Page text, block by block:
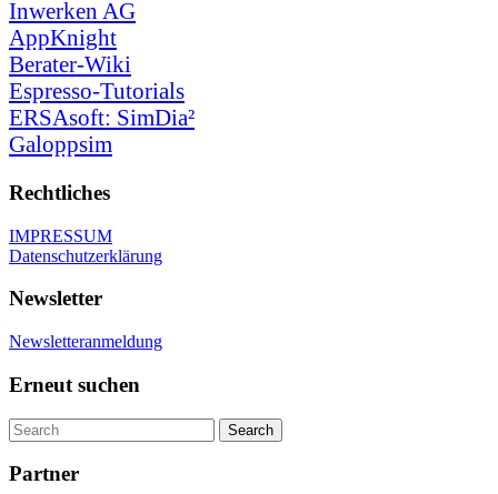
Inwerken AG
AppKnight
Berater-Wiki
Espresso-Tutorials
ERSAsoft: SimDia²
Galoppsim
Rechtliches
IMPRESSUM
Datenschutzerklärung
Newsletter
Newsletteranmeldung
Erneut suchen
Partner